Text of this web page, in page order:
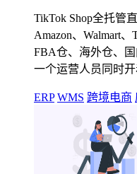
TikTok Shop全托管
Amazon、Walmart
FBA仓、海外仓、
一个运营人员同时
ERP WMS 跨境电商